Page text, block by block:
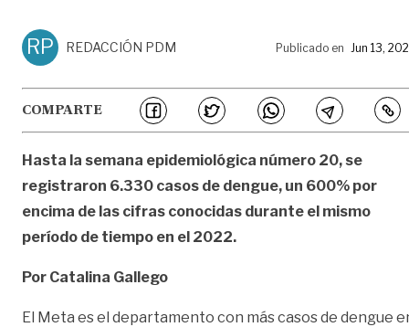
RP REDACCIÓN PDM Publicado en Jun 13,
COMPARTE
Hasta la semana epidemiológica número 20, se
registraron 6.330 casos de dengue, un 600% por
encima de las cifras conocidas durante el mismo
período de tiempo en el 2022.
Por Catalina Gallego
El Meta es el departamento con más casos de dengue